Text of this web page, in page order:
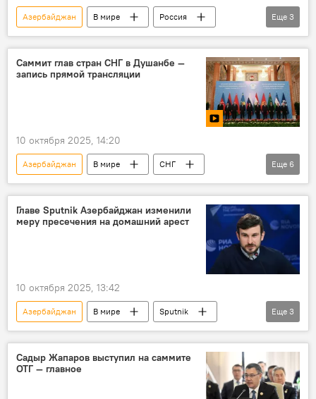
Азербайджан В мире
Россия
Владимир Путин
Украина
Еще 3
Саммит глав стран СНГ в Душанбе —
запись прямой трансляции
10 октября 2025, 14:20
Азербайджан В мире
СНГ
Кыргызстан
Таджикистан
Узбекистан
Россия
Казахстан
саммит
Еще 6
Главе Sputnik Азербайджан изменили
меру пресечения на домашний арест
10 октября 2025, 13:42
Азербайджан В мире
Sputnik
Баку
МИА "Россия сегодня"
Дмитрий Киселев
Еще 3
Садыр Жапаров выступил на саммите
ОТГ — главное